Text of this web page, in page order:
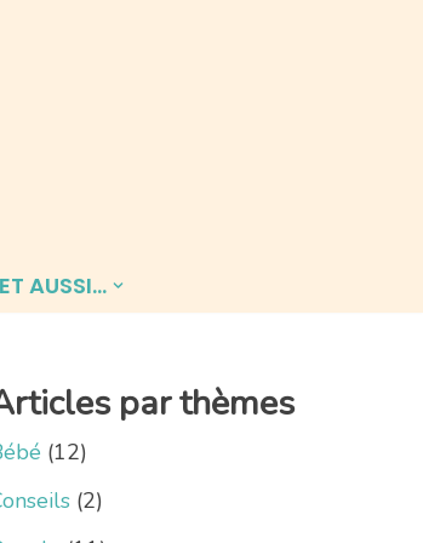
ET AUSSI…
par thèmes
(12)
(2)